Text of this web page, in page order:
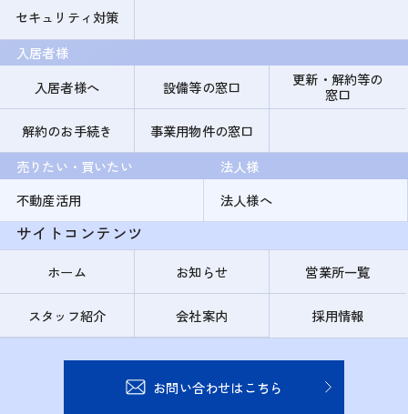
セキュリティ対策
入居者様
入居者様へ
設備等の窓口
更新・解約等の
窓口
解約のお手続き
事業用物件の窓口
売りたい・買いたい
不動産活用
法人様
法人様へ
サイトコンテンツ
ホーム お知らせ 営業所一覧
スタッフ紹介 会社案内 採用情報
お問い合わせはこちら